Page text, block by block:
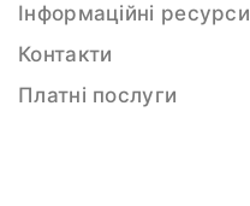
Інформаційні ресурси
Контакти
Платні послуги